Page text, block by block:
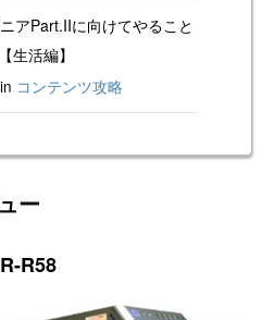
アPart.IIに向けてやること
【生活編】
コンテンツ攻略
ー
R58